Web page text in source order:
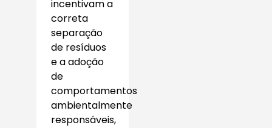
incentivam a
correta
separação
de resíduos
e a adoção
de
comportamentos
ambientalmente
responsáveis,